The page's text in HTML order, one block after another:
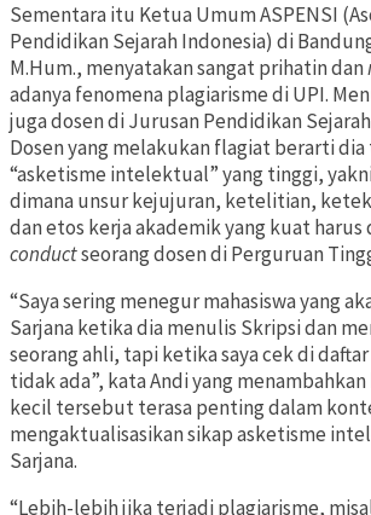
Sementara itu Ketua Umum ASPENSI
Pendidikan Sejarah Indonesia) di
M.Hum., menyatakan sangat prihatin dan
adanya fenomena plagiarisme di UPI.
juga dosen di Jurusan Pendidikan
Dosen yang melakukan flagiat berarti
“asketisme intelektual” yang tinggi,
dimana unsur kejujuran, ketelitian,
dan etos kerja akademik yang kuat harus
conductseorang dosen di Perguruan
“Saya sering menegur mahasiswa yang
Sarjana ketika dia menulis Skripsi dan
seorang ahli, tapi ketika saya cek di
tidak ada”, kata Andi yang
kecil tersebut terasa penting dalam
mengaktualisasikan sikap asketisme
Sarjana.
“Lebih-lebih jika terjadi plagiarisme,